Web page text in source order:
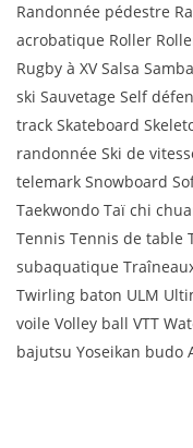
Randonnée pédestre
acrobatique Roller
Rugby à XV Salsa
ski Sauvetage Self
track Skateboard
randonnée Ski de
telemark Snowboard
Taekwondo Taï chi
Tennis Tennis de table
subaquatique
Twirling baton ULM
voile Volley ball VTT
bajutsu Yoseikan budo